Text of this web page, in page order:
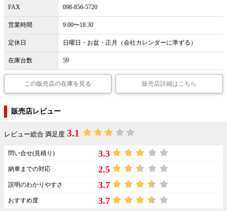
FAX 098-856-5720
営業時間 9:00〜18:30
定休日 日曜日・お盆・正月（会社カレンダーに準ずる）
在庫台数 59
この販売店の在庫を見る 販売店詳細はこちら
販売店レビュー
レビュー総合 満足度 3.1
問い合せ(見積り) 3.3
納車までの対応 2.5
説明のわかりやすさ 3.7
おすすめ度 3.7